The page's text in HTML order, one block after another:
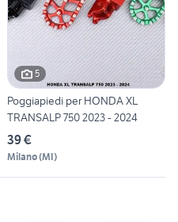
5
Poggiapiedi per HONDA XL
TRANSALP 750 2023 - 2024
39 €
Milano(MI)